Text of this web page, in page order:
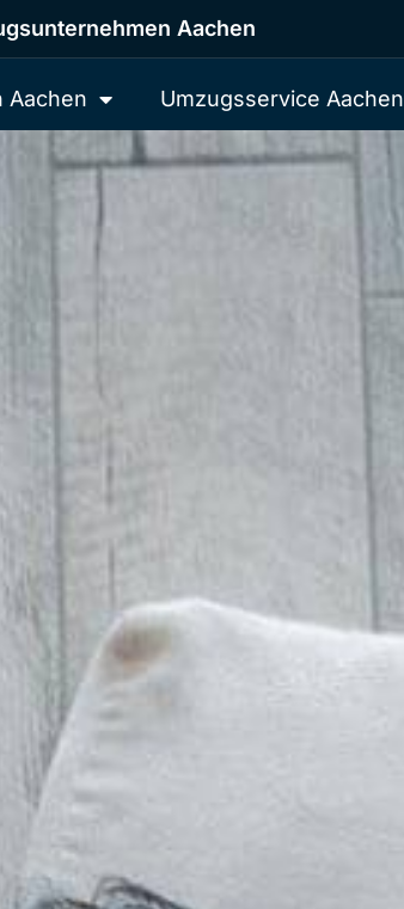
Aachen
Aachen Umzugsservice Aachen